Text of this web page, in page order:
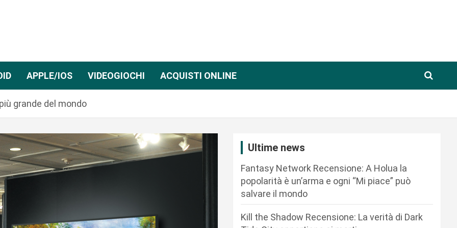
APPLE/IOS VIDEOGIOCHI ACQUISTI ONLINE
grande del mondo
Ultime news
Fantasy Network Recensione: A Holua la
popolarità è un’arma e ogni “Mi piace” può
salvare il mondo
Kill the Shadow Recensione: La verità di Dark